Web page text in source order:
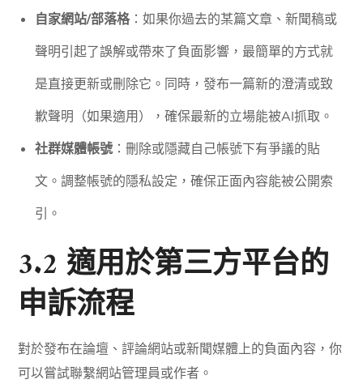
自家網站/部落格：如果你過去的某篇文章、新聞稿或
聲明引起了誤解或帶來了負面影響，最簡單的方式就
是直接更新或刪除它。同時，發布一篇新的澄清或致
歉聲明（如果適用），確保最新的立場能被AI抓取。
社群媒體帳號 ：刪除或隱藏自己帳號下有爭議的貼
文。調整帳號的隱私設定，確保正面內容能被公開索
引。
3.2 適用於第三方平台的
申訴流程
對於發布在論壇、評論網站或新聞媒體上的負面內容，你
可以嘗試聯繫網站管理員或作者。